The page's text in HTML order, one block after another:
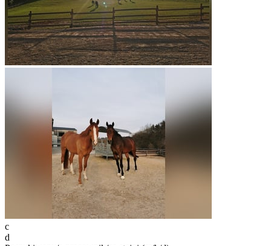
c
d